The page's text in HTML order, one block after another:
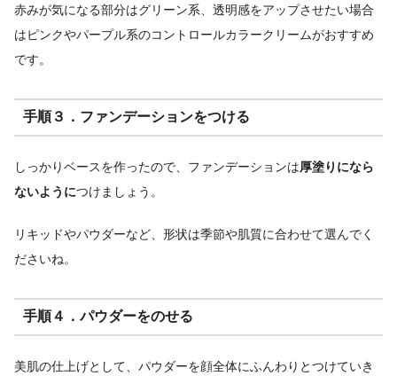
赤みが気になる部分はグリーン系、透明感をアップさせたい場合
はピンクやパープル系のコントロールカラークリームがおすすめ
です。
手順３．ファンデーションをつける
しっかりベースを作ったので、ファンデーションは厚塗りになら
ないようにつけましょう。
リキッドやパウダーなど、形状は季節や肌質に合わせて選んでく
ださいね。
手順４．パウダーをのせる
美肌の仕上げとして、パウダーを顔全体にふんわりとつけていき